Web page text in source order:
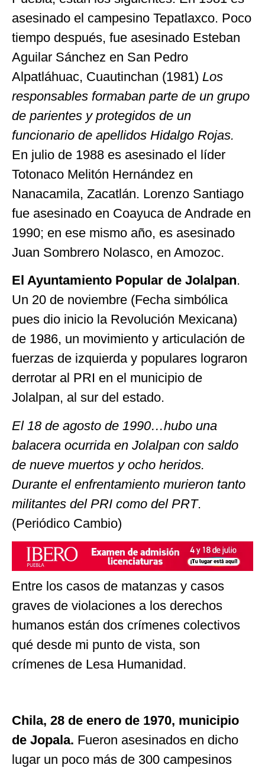
asesinado el campesino Tepatlaxco. Poco
tiempo después, fue asesinado Esteban
Aguilar Sánchez en San Pedro
Alpatláhuac, Cuautinchan (1981) Los
responsables formaban parte de un grupo
de parientes y protegidos de un
funcionario de apellidos Hidalgo Rojas.
En julio de 1988 es asesinado el líder
Totonaco Melitón Hernández en
Nanacamila, Zacatlán. Lorenzo Santiago
fue asesinado en Coayuca de Andrade en
1990; en ese mismo año, es asesinado
Juan Sombrero Nolasco, en Amozoc.
El Ayuntamiento Popular de Jolalpan.
Un 20 de noviembre (Fecha simbólica
pues dio inicio la Revolución Mexicana)
de 1986, un movimiento y articulación de
fuerzas de izquierda y populares lograron
derrotar al PRI en el municipio de
Jolalpan, al sur del estado.
El 18 de agosto de 1990…hubo una
balacera ocurrida en Jolalpan con saldo
de nueve muertos y ocho heridos.
Durante el enfrentamiento murieron tanto
militantes del PRI como del PRT.
(Periódico Cambio)
Entre los casos de matanzas y casos
graves de violaciones a los derechos
humanos están dos crímenes colectivos
qué desde mi punto de vista, son
crímenes de Lesa Humanidad.
Chila, 28 de enero de 1970, municipio
de Jopala. Fueron asesinados en dicho
lugar un poco más de 300 campesinos